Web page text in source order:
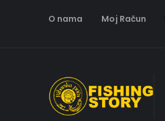
O nama Moj Račun